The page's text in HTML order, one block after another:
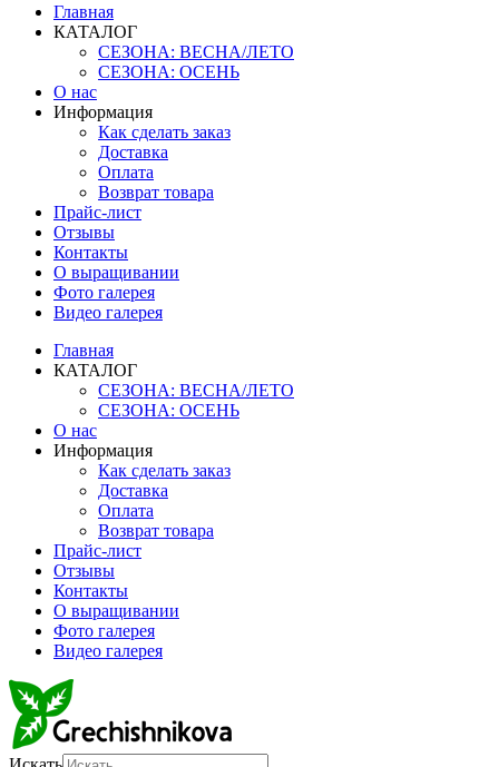
Главная
КАТАЛОГ
СЕЗОНА: ВЕСНА/ЛЕТО
СЕЗОНА: ОСЕНЬ
О нас
Информация
Как сделать заказ
Доставка
Оплата
Возврат товара
Прайс-лист
Отзывы
Контакты
О выращивании
Фото галерея
Видео галерея
Главная
КАТАЛОГ
СЕЗОНА: ВЕСНА/ЛЕТО
СЕЗОНА: ОСЕНЬ
О нас
Информация
Как сделать заказ
Доставка
Оплата
Возврат товара
Прайс-лист
Отзывы
Контакты
О выращивании
Фото галерея
Видео галерея